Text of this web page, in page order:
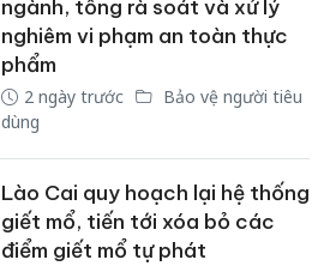
ngành, tổng rà soát và xử lý
nghiêm vi phạm an toàn thực
phẩm
2 ngày trước
Bảo vệ người tiêu
dùng
Lào Cai quy hoạch lại hệ thống
giết mổ, tiến tới xóa bỏ các
điểm giết mổ tự phát